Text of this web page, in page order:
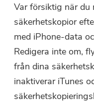
Var försiktig när du
säkerhetskopior
med iPhone-data
Redigera inte om,
från dina
inaktiverar iTunes